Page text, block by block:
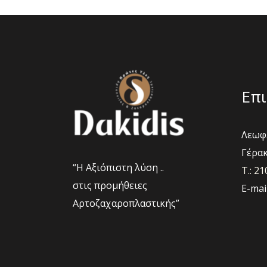
“Η Αξιόπιστη λύση ..
στις προμήθειες
Αρτοζαχαροπλαστικής”
Τ.:
E-